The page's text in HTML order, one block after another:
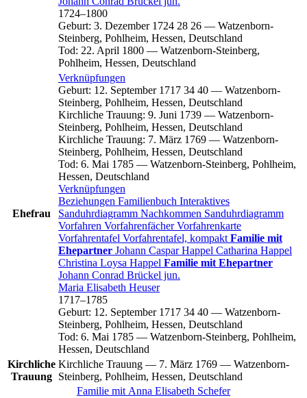
1724–1800
Geburt: 3. Dezember 1724 28 26 — Watzenborn-
Steinberg, Pohlheim, Hessen, Deutschland
Tod: 22. April 1800 — Watzenborn-Steinberg,
Pohlheim, Hessen, Deutschland
Ehefrau
Verknüpfungen
Geburt: 12. September 1717 34 40 — Watzenborn-
Steinberg, Pohlheim, Hessen, Deutschland
Kirchliche Trauung: 9. Juni 1739 — Watzenborn-
Steinberg, Pohlheim, Hessen, Deutschland
Kirchliche Trauung: 7. März 1769 — Watzenborn-
Steinberg, Pohlheim, Hessen, Deutschland
Tod: 6. Mai 1785 — Watzenborn-Steinberg, Pohlheim,
Hessen, Deutschland
Verknüpfungen
Beziehungen Familienbuch Interaktives
Sanduhrdiagramm Nachkommen Sanduhrdiagramm
Vorfahren VorfahrenfächerVorfahrenkarte
Vorfahrentafel Vorfahrentafel, kompakt Familie mit
Ehepartner Johann CasparHappel Catharina Happel
Christina Loysa Happel Familie mit Ehepartner
Johann Conrad Brückel jun.
Maria Elisabeth Heuser
1717–1785
Geburt: 12. September 1717 34 40 — Watzenborn-
Steinberg, Pohlheim, Hessen, Deutschland
Tod: 6. Mai 1785 — Watzenborn-Steinberg, Pohlheim,
Hessen, Deutschland
Kirchliche
Trauung
Kirchliche Trauung — 7. März 1769 — Watzenborn-
Steinberg, Pohlheim, Hessen, Deutschland
Familie mit Anna Elisabeth Schefer